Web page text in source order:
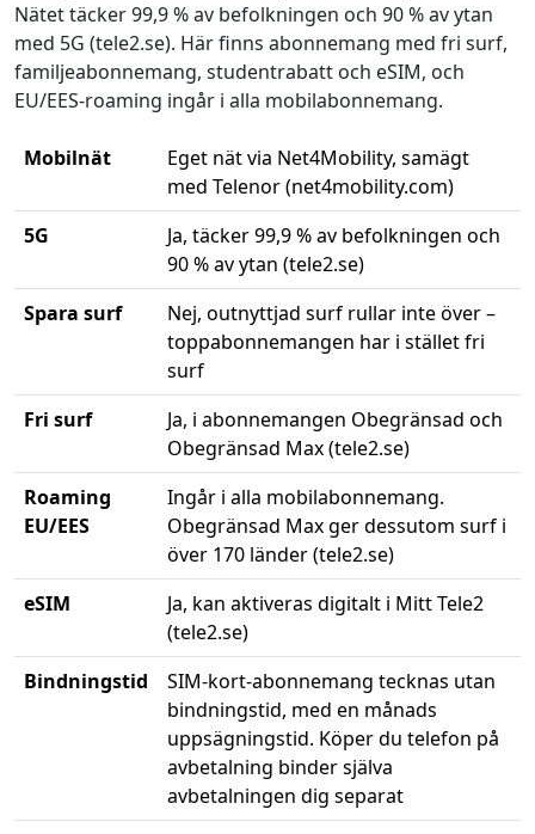
Nätet täcker 99,9 % av befolkningen och 90 % av ytan
med 5G (tele2.se). Här finns abonnemang med fri surf,
familjeabonnemang, studentrabatt och eSIM, och
EU/EES-roaming ingår i alla mobilabonnemang.
Mobilnät
Eget nät via Net4Mobility, samägt
med Telenor (net4mobility.com)
5G
Ja, täcker 99,9 % av befolkningen och
90 % av ytan (tele2.se)
Spara surf
Nej, outnyttjad surf rullar inte över –
toppabonnemangen har i stället fri
surf
Fri surf
Ja, i abonnemangen Obegränsad och
Obegränsad Max (tele2.se)
Roaming
EU/EES
Ingår i alla mobilabonnemang.
Obegränsad Max ger dessutom surf i
över 170 länder (tele2.se)
eSIM
Ja, kan aktiveras digitalt i Mitt Tele2
(tele2.se)
Bindningstid
SIM-kort-abonnemang tecknas utan
bindningstid, med en månads
uppsägningstid. Köper du telefon på
avbetalning binder själva
avbetalningen dig separat